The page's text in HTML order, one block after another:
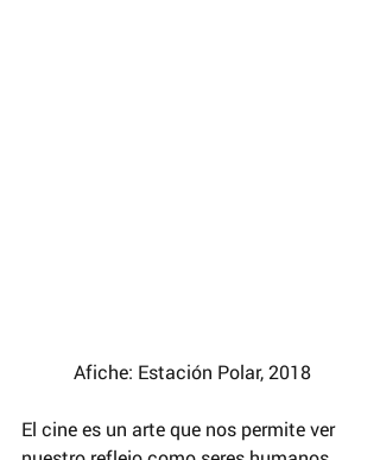
Afiche: Estación Polar, 2018
El cine es un arte que nos permite ver